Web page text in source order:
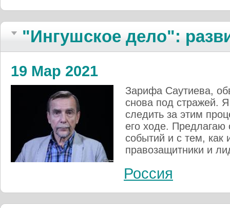
"Ингушское дело":
19 Мар 2021
Зарифа Саутиева,
снова под стражей.
следить за этим
его ходе. Предлагаю
событий и с тем, как
правозащитники и
Россия